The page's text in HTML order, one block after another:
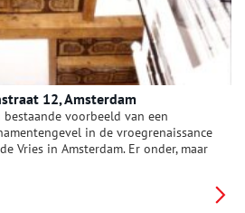
12, Amsterdam
voorbeeld van een
in de vroegrenaissance
Vries in Amsterdam. Er onder, maar